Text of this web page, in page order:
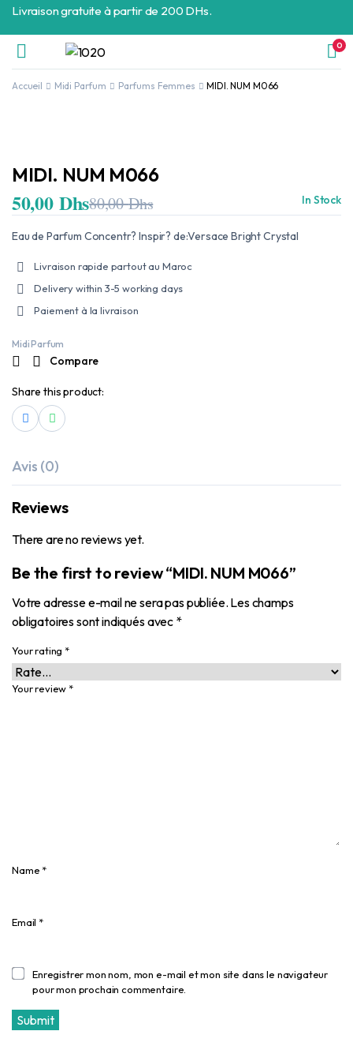
Livraison gratuite à partir de 200 DHs.
0
Accueil Midi Parfum Parfums Femmes MIDI. NUM M066
MIDI. NUM M066
80,00Dhs
Le
prix
initial
était :
80,00 Dhs.
50,00Dhs
Le
prix
actuel
est :
50,00 Dhs.
In Stock
Eau de Parfum Concentr? Inspir? de:Versace Bright Crystal
Livraison rapide partout au Maroc
Delivery within 3-5 working days
Paiement à la livraison
Midi Parfum
Compare
Share this product:
Avis (0)
Reviews
There are no reviews yet.
Be the first to review “MIDI. NUM M066”
Votre adresse e-mail ne sera pas publiée. Les champs
obligatoires sont indiqués avec *
Your rating *
Your review *
Name *
Email *
Enregistrer mon nom, mon e-mail et mon site dans le navigateur
pour mon prochain commentaire.